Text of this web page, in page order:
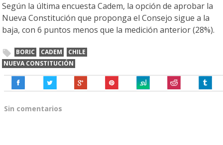
Según la última encuesta Cadem, la opción de aprobar la
Nueva Constitución que proponga el Consejo sigue a la
baja, con 6 puntos menos que la medición anterior (28%).
BORIC CADEM
CHILE
NUEVA CONSTITUCIÓN
Sin comentarios